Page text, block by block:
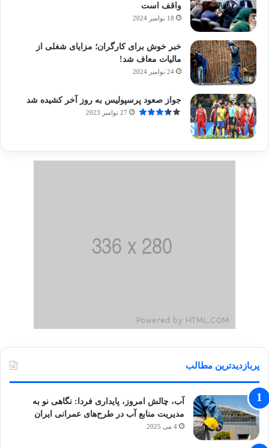
واقف است
18 نوامبر 2024
خبر خوش برای کارگران؛ مزایای شغلی از
مالیات معاف شد!
24 نوامبر 2024
جواز صعود پرسپولیس به روز آخر کشیده شد
27 نوامبر 2023
پربازدیدترین مطالب
آب، چالش امروز، پایداری فردا: نگاهی نو به
مدیریت منابع آب در طرح‌های عمرانی ایران
4 می 2025